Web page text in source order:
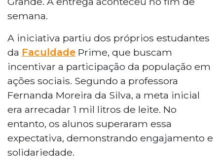
semana.
A iniciativa partiu dos próprios estudantes
da Faculdade Prime, que buscam
incentivar a participação da população em
ações sociais. Segundo a professora
Fernanda Moreira da Silva, a meta inicial
era arrecadar 1 mil litros de leite. No
entanto, os alunos superaram essa
expectativa, demonstrando engajamento e
solidariedade.